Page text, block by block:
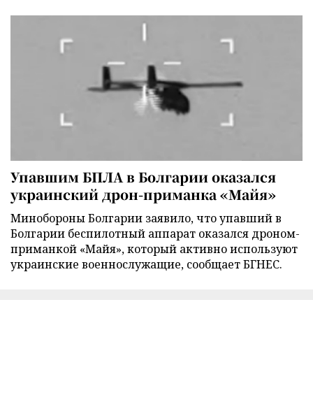
Упавшим БПЛА в Болгарии оказался
украинский дрон-приманка «Майя»
Минобороны Болгарии заявило, что упавший в
Болгарии беспилотный аппарат оказался дроном-
приманкой «Майя», который активно используют
украинские военнослужащие, сообщает БГНЕС.